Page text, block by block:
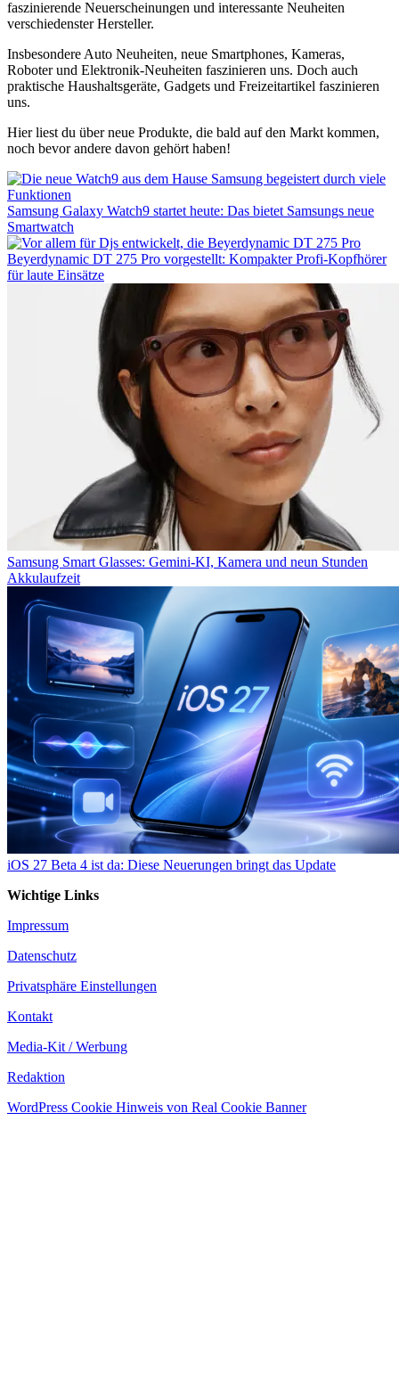
faszinierende Neuerscheinungen und interessante Neuheiten
verschiedenster Hersteller.
Insbesondere Auto Neuheiten, neue Smartphones, Kameras,
Roboter und Elektronik-Neuheiten faszinieren uns. Doch auch
praktische Haushaltsgeräte, Gadgets und Freizeitartikel faszinieren
uns.
Hier liest du über neue Produkte, die bald auf den Markt kommen,
noch bevor andere davon gehört haben!
Samsung Galaxy Watch9 startet heute: Das bietet Samsungs neue
Smartwatch
Beyerdynamic DT 275 Pro vorgestellt: Kompakter Profi-Kopfhörer
für laute Einsätze
Samsung Smart Glasses: Gemini-KI, Kamera und neun Stunden
Akkulaufzeit
iOS 27 Beta 4 ist da: Diese Neuerungen bringt das Update
Wichtige Links
Impressum
Datenschutz
Privatsphäre Einstellungen
Kontakt
Media-Kit / Werbung
Redaktion
WordPress Cookie Hinweis von Real Cookie Banner